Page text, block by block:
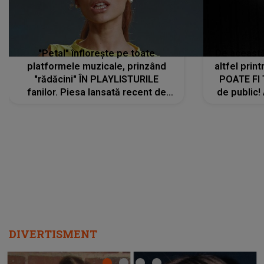
ascultători SĂ O ASCULTE PE
REPEAT